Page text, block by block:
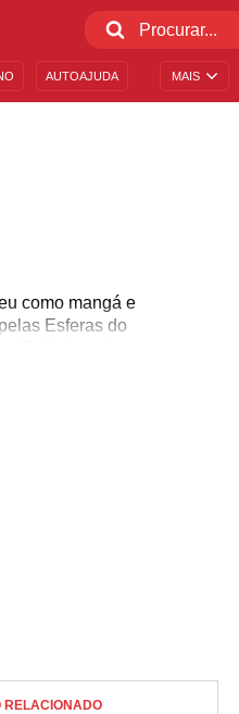
MAIS
AUTOAJUDA
como mangá e
Esferas do
Ball, é um dos
o Goku Day,
comemorar!
RELACIONADO